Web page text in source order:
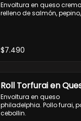
Envoltura en queso
relleno de salmón,
$7.490
Roll Torfurai en
Envoltura en queso
philadelphia. Pollo furai,
cebollin.